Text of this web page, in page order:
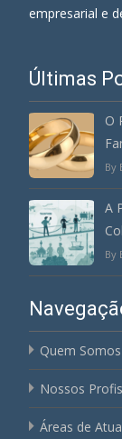
empresarial e
Últimas
O
By
A
By
Quem Somos
Nossos
Áreas de